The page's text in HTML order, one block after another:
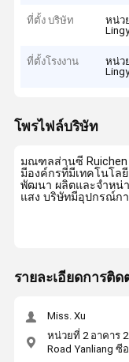
ที่ตั้ง บริษัท
หน่ว
ที่ตั้งโรงงาน
หน่ว
โพรไฟล์บริษัท
มณฑลส่านซี Ruichen
มีองค์กรที่มีเทคโนโล
พัฒนา ผลิตและจำหน่
แสง บริษัทมีอุปกรณ์ก
รายละเอียดการติด
Miss. Xu
หน่วยที่ 2 อาคาร
Road Yanliang ซี